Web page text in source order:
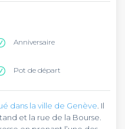
Anniversaire
Pot de départ
dans la ville de Genève . Il
et la rue de la Bourse.